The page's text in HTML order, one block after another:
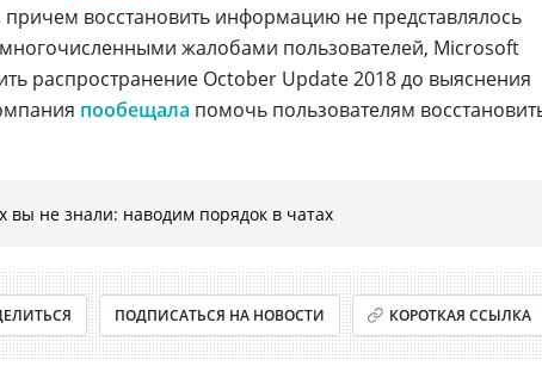
восстановить информацию не представлялось
жалобами пользователей, Microsoft
распространение October Update 2018 до выяснения
пообещала помочь пользователям
вы не знали: наводим порядок в чатах
ПОДПИСАТЬСЯ НА НОВОСТИ КОРОТКАЯ ССЫЛКА